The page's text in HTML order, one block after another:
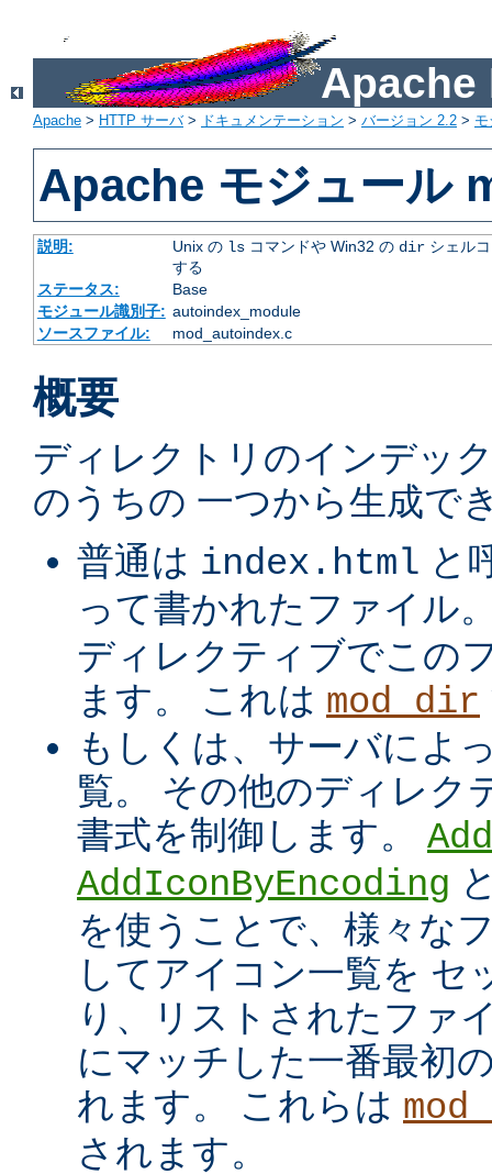
Apache
Apache > HTTP サーバ> ドキュメンテーション > バージョン 2.2 >
Apache モジュール
説明: Unix の lsコマンドや Win32 の dirシェルコ
する
ステータス:
Base
モジュール識別子: autoindex_module
ソースファイル:
mod_autoindex.c
概要
ディレクトリのインデッ
のうちの 一つから生成で
普通は index.html と
って書かれたファイル
ディレクティブでこの
ます。 これは mod_dir
もしくは、サーバによ
覧。 その他のディレク
書式を制御します。
AddIconByEncoding
を使うことで、様々な
してアイコン一覧を セ
り、リストされたファ
にマッチした一番最初
れます。 これらは
されます。